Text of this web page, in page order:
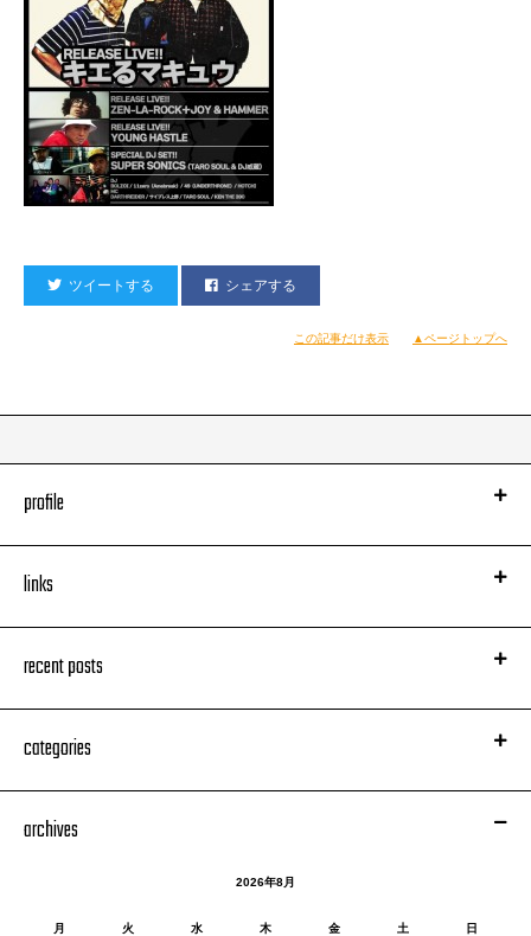
ツイートする シェアする
この記事だけ表示 ▲ページトップへ
profile
links
recent posts
categories
archives
2026年8月
月 火 水 木 金 土
日